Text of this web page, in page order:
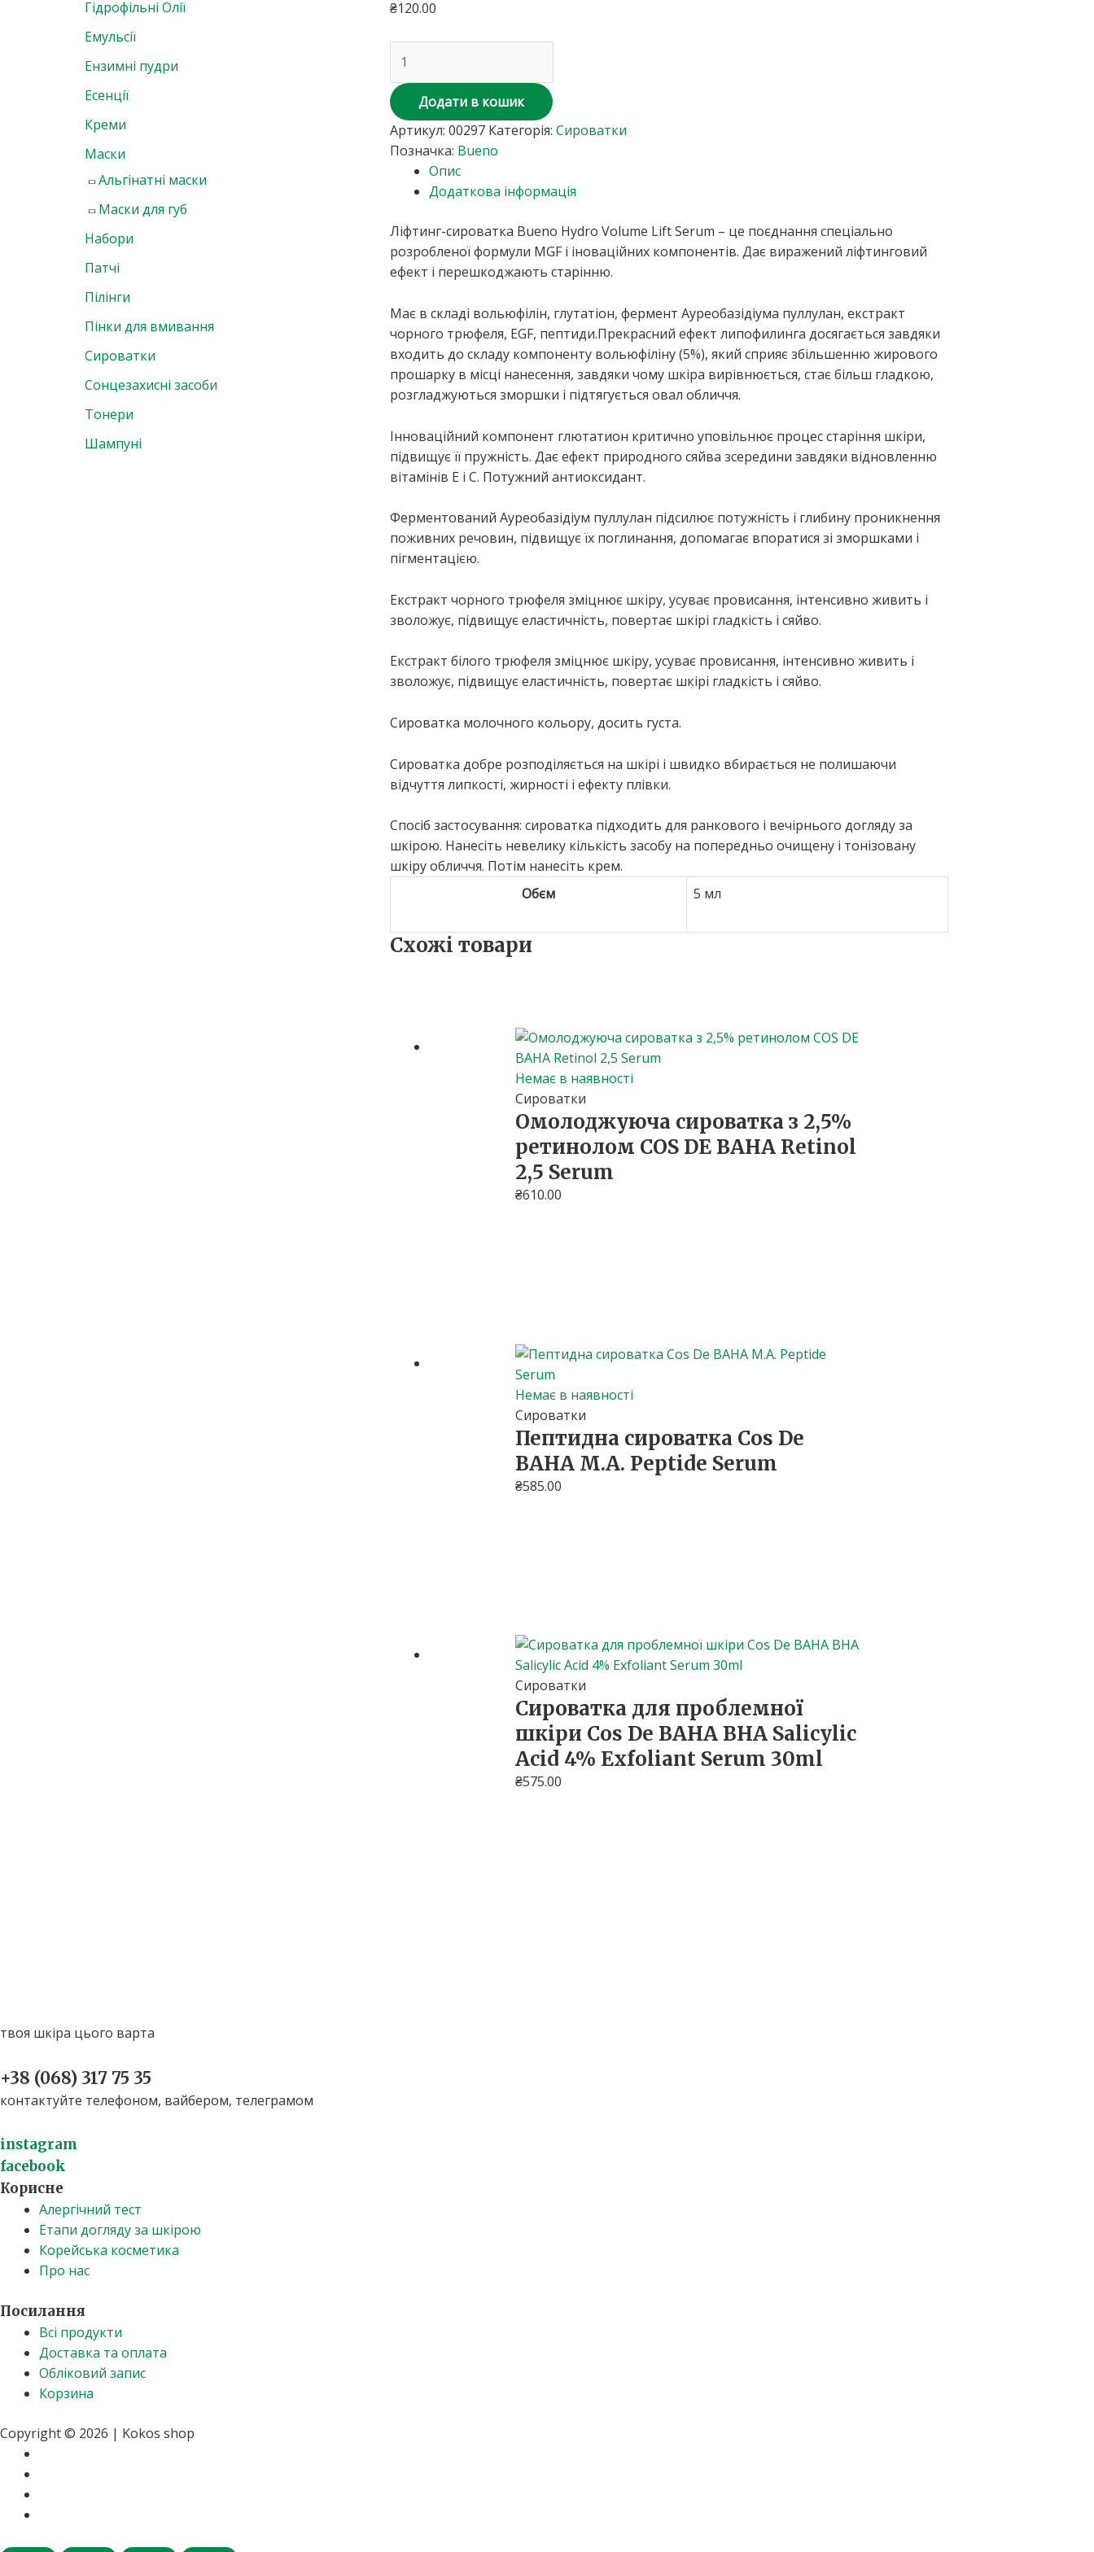
Гідрофільні Олії
Емульсії
Ензимні пудри
Есенції
Креми
Маски
Альгінатні маски
Маски для губ
Набори
Патчі
Пілінги
Пінки для вмивання
Сироватки
Сонцезахисні засоби
Тонери
Шампуні
₴120.00
Додати в кошик
Артикул: 00297 Категорія: Сироватки
Позначка: Bueno
Опис
Додаткова інформація
Ліфтинг-сироватка Bueno Hydro Volume Lift Serum – це поєднання спеціально
розробленої формули MGF і іноваційних компонентів. Дає виражений ліфтинговий
ефект і перешкоджають старінню.
Має в складі вольюфілін, глутатіон, фермент Ауреобазідіума пуллулан, екстракт
чорного трюфеля, EGF, пептиди.Прекрасний ефект липофилинга досягається завдяки
входить до складу компоненту вольюфіліну (5%), який сприяє збільшенню жирового
прошарку в місці нанесення, завдяки чому шкіра вирівнюється, стає більш гладкою,
розгладжуються зморшки і підтягується овал обличчя.
Інноваційний компонент глютатион критично уповільнює процес старіння шкіри,
підвищує її пружність. Дає ефект природного сяйва зсередини завдяки відновленню
вітамінів Е і С. Потужний антиоксидант.
Ферментований Ауреобазідіум пуллулан підсилює потужність і глибину проникнення
поживних речовин, підвищує їх поглинання, допомагає впоратися зі зморшками і
пігментацією.
Екстракт чорного трюфеля зміцнює шкіру, усуває провисання, інтенсивно живить і
зволожує, підвищує еластичність, повертає шкірі гладкість і сяйво.
Екстракт білого трюфеля зміцнює шкіру, усуває провисання, інтенсивно живить і
зволожує, підвищує еластичність, повертає шкірі гладкість і сяйво.
Сироватка молочного кольору, досить густа.
Сироватка добре розподіляється на шкірі і швидко вбирається не полишаючи
відчуття липкості, жирності і ефекту плівки.
Спосіб застосування: сироватка підходить для ранкового і вечірнього догляду за
шкірою. Нанесіть невелику кількість засобу на попередньо очищену і тонізовану
шкіру обличчя. Потім нанесіть крем.
Обєм
5 мл
Схожі товари
Немає в наявності
Сироватки
Омолоджуюча сироватка з 2,5%
ретинолом COS DE BAHA Retinol
2,5 Serum
₴610.00
Немає в наявності
Сироватки
Пептидна сироватка Cos De
BAHA M.A. Peptide Serum
₴585.00
Сироватки
Сироватка для проблемної
шкіри Cos De BAHA BHA Salicylic
Acid 4% Exfoliant Serum 30ml
₴575.00
твоя шкіра цього варта
+38 (068) 317 75 35​
контактуйте телефоном, вайбером, телеграмом
instagram
facebook
Корисне
Алергічний тест
Етапи догляду за шкірою
Корейська косметика
Про нас
Посилання
Всі продукти
Доставка та оплата
Обліковий запис
Корзина
Copyright © 2026 | Kokos shop